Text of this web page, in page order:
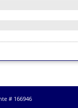
# 166946